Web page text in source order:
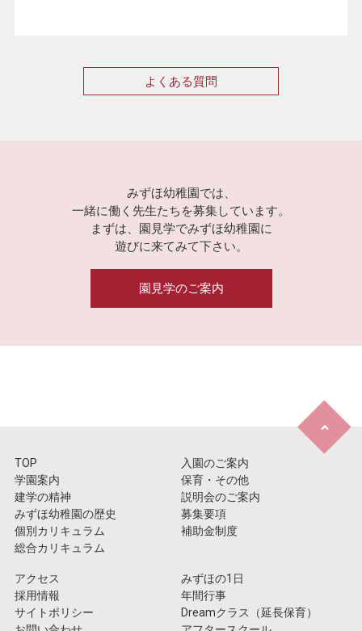
よくある質問
みずほ幼稚園では、
一緒に働く先生たちを募集しています。
まずは、園見学でみずほ幼稚園に
遊びに来てみて下さい。
園見学のご案内
TOP
学園案内
建学の精神
みずほ幼稚園の歴史
個別カリキュラム
総合カリキュラム
入園のご案内
保育・その他
説明会のご案内
募集要項
補助金制度
アクセス
採用情報
サイトポリシー
みずほの1日
年間行事
Dreamクラス（延長保育）